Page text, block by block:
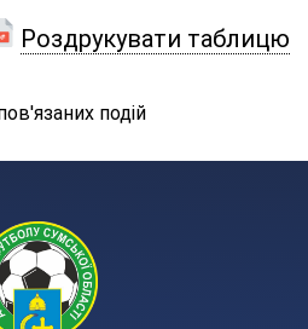
Роздрукувати таблицю
подій